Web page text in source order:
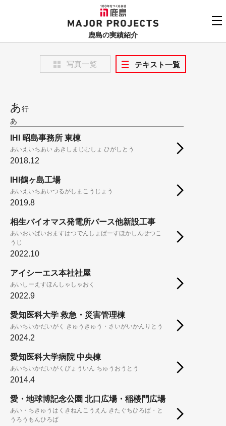
鹿島
MAJOR PROJECTS
鹿島の実績紹介
実績紹介TOP
竣工年でさがす
地域でさがす
鹿島建設株式会社
個人情報保護方針
お問い合わせ
写真一覧 テキスト一覧
あ行
あ
IHI 昭島事務所 東棟
あいえいちあい あきしまじむしょ ひがしとう
2018.12
IHI鶴ヶ島工場
あいえいちあいつるがしまこうじょう
2019.8
相生バイオマス発電所バース他新設工事
あいおいばいおますはつでんしょばーすほかしんせつこ
うじ
2022.10
アイシーエス本社社屋
あいしーえすほんしゃしゃおく
2022.9
愛知医科大学 救急・災害管理棟
あいちいかだいがく きゅうきゅう・さいがいかんりとう
2024.2
愛知医科大学病院 中央棟
あいちいかだいがくびょういん ちゅうおうとう
2014.4
愛・地球博記念公園 北口広場・稲楼門広場
あい・ちきゅうはくきねんこうえん きたぐちひろば・と
うろうもんひろば